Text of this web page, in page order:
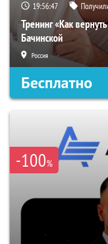
19:56:46
Тренинг «Как
Бачинской
Россия
Бесплатно
-100%